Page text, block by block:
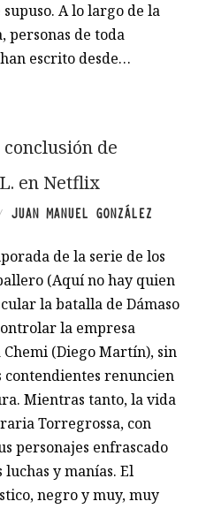
A lo largo de la
personas de toda
escrito desde…
de
en Netflix
JUAN MANUEL GONZÁLEZ
de la serie de los
(Aquí no hay quien
la batalla de Dámaso
la empresa
(Diego Martín), sin
contendientes renuncien
Mientras tanto, la vida
Torregrossa, con
personajes enfrascado
luchas y manías. El
negro y muy, muy